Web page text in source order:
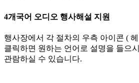
4개국어 오디오 행사해설 지원
행사장에서 각 절차의 우측 아이콘 (
클릭하면 원하는 언어로 설명을 들으
관람하실 수 있습니다.